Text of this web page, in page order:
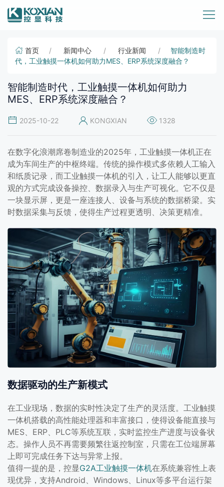
首页 新闻中心 行业新闻
智能制造时
代，工业触摸一体机如何助力MES、ERP系统深度融合？
智能制造时代，工业触摸一体机如何助力
MES、ERP系统深度融合？
2025-10-22 KONGXIAN 1328
在数字化浪潮席卷制造业的2025年，工业触摸一体机正在
成为车间生产的中枢终端。传统的操作模式多依赖人工输入
和纸质记录，而工业触摸一体机的引入，让工人能够以更直
观的方式完成设备操控、数据录入与生产可视化。它不仅是
一块显示屏，更是一座连接人、设备与系统的数据桥梁。实
时数据采集与反馈，使得生产过程更透明、决策更精准。
数据驱动的生产新模式
在工业现场，数据的实时性决定了生产的灵活度。工业触摸
一体机搭载的高性能处理器和丰富接口，使得设备能直接与
MES、ERP、PLC等系统互联，实时监控生产进度与设备状
态。操作人员不再需要频繁往返控制室，只需在工位端屏幕
上即可完成任务下达与异常上报。
值得一提的是，控显G2A工业触摸一体机在系统兼容性上表
现优异，支持Android、Windows、Linux等多平台运行架